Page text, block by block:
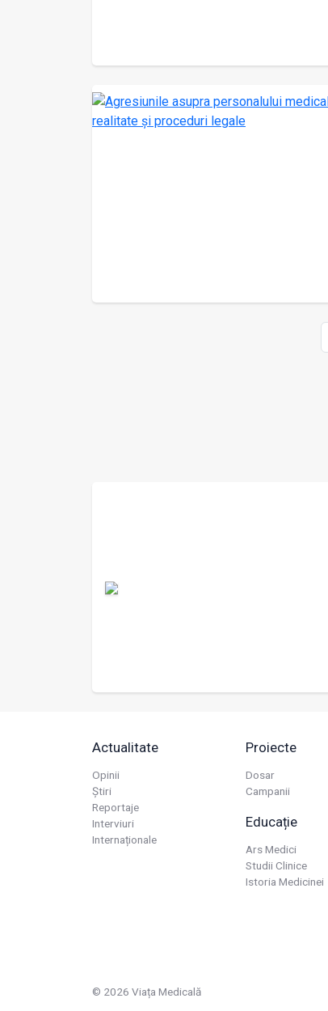
Actualitate
Opinii
Știri
Reportaje
Interviuri
Internaționale
Proiecte
Dosar
Campanii
Educație
Ars Medici
Studii Clinice
Istoria Medicinei
© 2026 Viața Medicală